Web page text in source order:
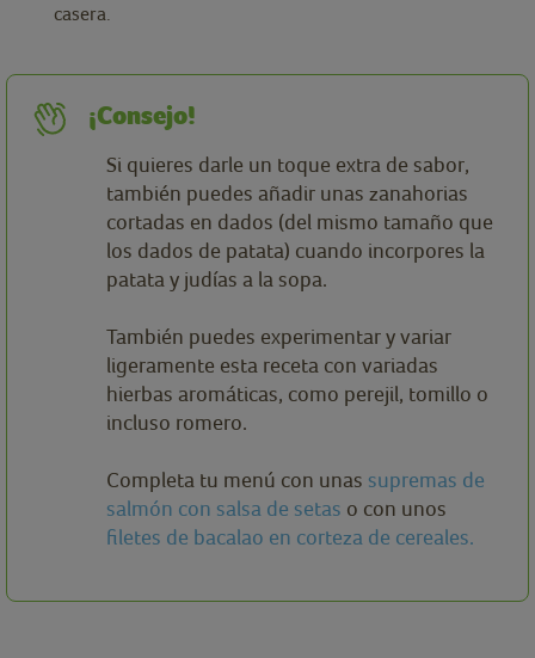
casera.
¡Consejo!
Si quieres darle un toque extra de sabor,
también puedes añadir unas zanahorias
cortadas en dados (del mismo tamaño que
los dados de patata) cuando incorpores la
patata y judías a la sopa.
También puedes experimentar y variar
ligeramente esta receta con variadas
hierbas aromáticas, como perejil, tomillo o
incluso romero.
Completa tu menú con unas supremas de
salmón con salsa de setas o con unos
filetes de bacalao en corteza de cereales.